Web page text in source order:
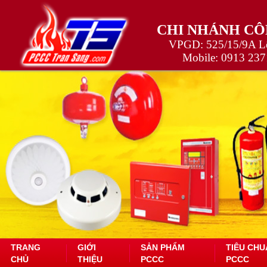
CHI NHÁNH
VPGD: 525/15/9A
Mobile: 0913
TRANG
CHỦ
GIỚI
THIỆU
SẢN PHẨM
PCCC
TIÊU
PCCC